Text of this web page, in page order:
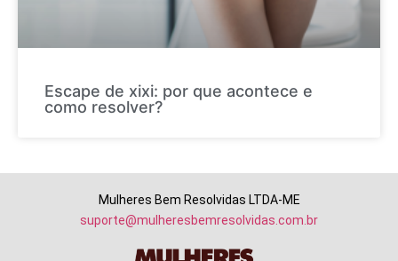
Escape de xixi: por que acontece e
como resolver?
Mulheres Bem Resolvidas LTDA-ME
suporte@mulheresbemresolvidas.com.br